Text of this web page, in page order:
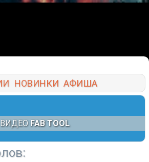
НОВИНКИ АФИША
FAB TOOL
: